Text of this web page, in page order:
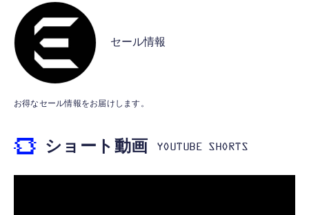
MFi認証 【ハイレゾ音質】 内蔵DAC 遅延な
し 48ビット/96KHz 音量調節対応
【HIFI音質】iphone イヤホンジャック ライ
￥999
ット）
￥53,900
霊界コミュニケーションロボット BAKETAN
￥5,400
【ペットロボット 】lopeto AI robot チャー
セール情報
お得なセール情報をお届けします。
ショート動画